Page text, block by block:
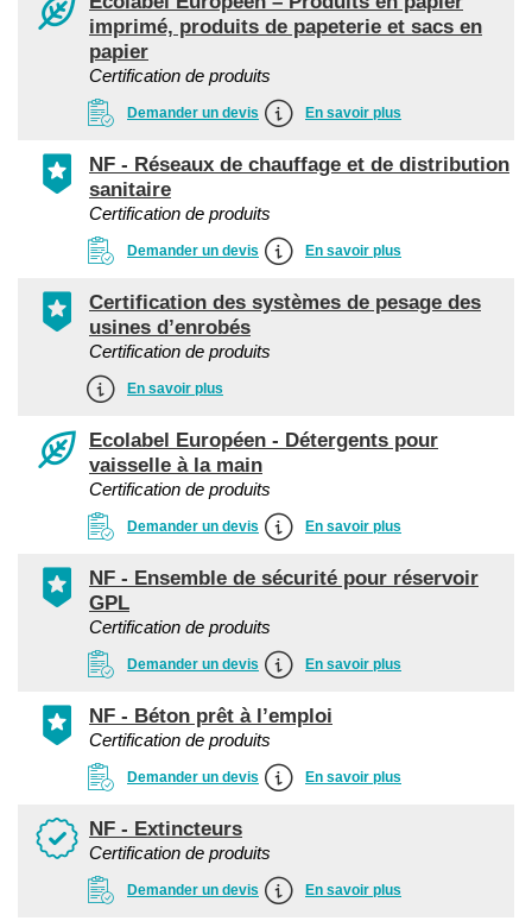
imprimé, produits de papeterie et sacs en
papier
Certification de produits
Demander un devis En savoir plus
NF - Réseaux de chauffage et de distribution
sanitaire
Certification de produits
Demander un devis En savoir plus
Certification des systèmes de pesage des
usines d’enrobés
Certification de produits
En savoir plus
Ecolabel Européen - Détergents pour
vaisselle à la main
Certification de produits
Demander un devis En savoir plus
NF - Ensemble de sécurité pour réservoir
GPL
Certification de produits
Demander un devis En savoir plus
NF - Béton prêt à l’emploi
Certification de produits
Demander un devis En savoir plus
NF - Extincteurs
Certification de produits
Demander un devis En savoir plus